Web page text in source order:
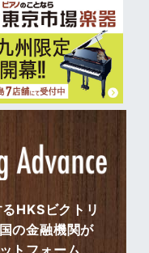
HKSビクトリ
の金融機関が